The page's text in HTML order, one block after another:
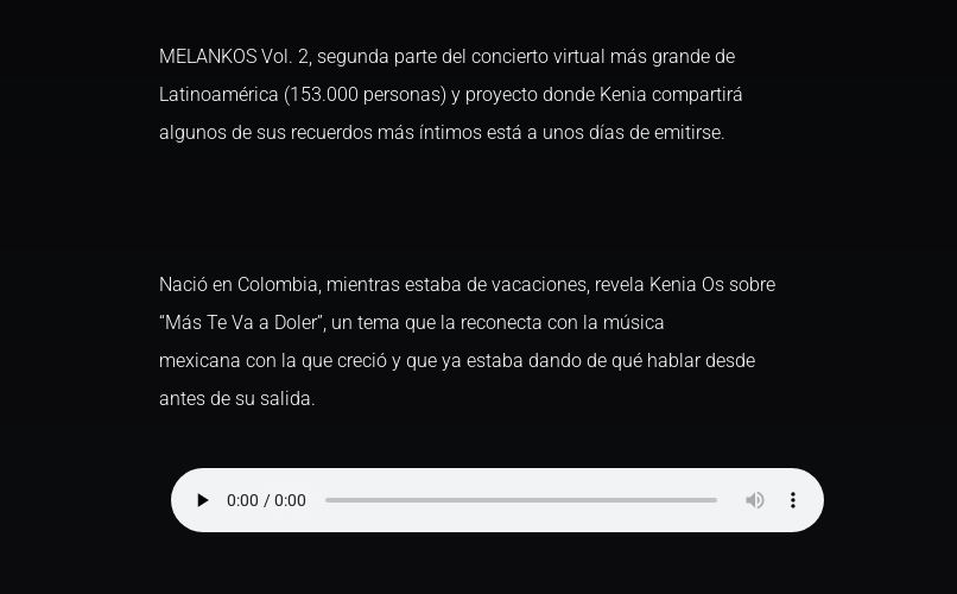
MELANKOS Vol. 2, segunda parte del concierto virtual más grande de
Latinoamérica (153.000 personas) y proyecto donde Kenia compartirá
algunos de sus recuerdos más íntimos está a unos días de emitirse.
Nació en Colombia, mientras estaba de vacaciones, revela Kenia Os sobre
“Más Te Va a Doler”, un tema que la reconecta con la música
mexicana con la que creció y que ya estaba dando de qué hablar desde
antes de su salida.